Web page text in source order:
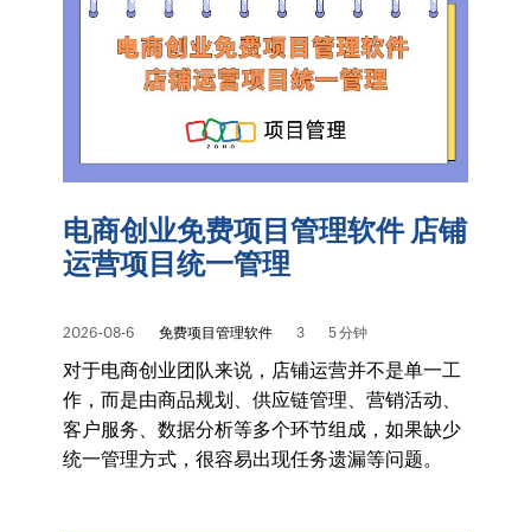
电商创业免费项目管理软件 店铺
运营项目统一管理
2026-08-6 免费项目管理软件 3 5 分钟
对于电商创业团队来说，店铺运营并不是单一工
作，而是由商品规划、供应链管理、营销活动、
客户服务、数据分析等多个环节组成，如果缺少
统一管理方式，很容易出现任务遗漏等问题。